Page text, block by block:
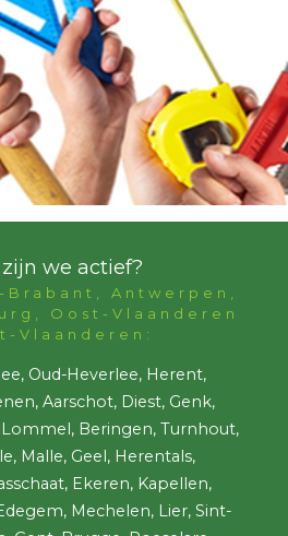
we actief?
Brabant, Antwerpen,
Oost-Vlaanderen
Vlaanderen:
Oud-Heverlee, Herent,
Aarschot, Diest, Genk,
Lommel, Beringen, Turnhout,
Malle, Geel, Herentals,
Ekeren, Kapellen,
Mechelen, Lier, Sint-